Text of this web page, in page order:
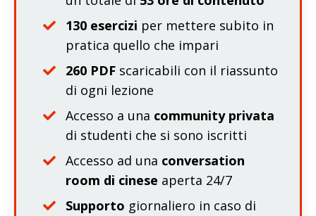
130 esercizi per mettere subito in
pratica quello che impari
260 PDF scaricabili con il riassunto
di ogni lezione
Accesso a una community privata
di studenti che si sono iscritti
Accesso ad una conversation
room di cinese aperta 24/7
Supporto giornaliero in caso di